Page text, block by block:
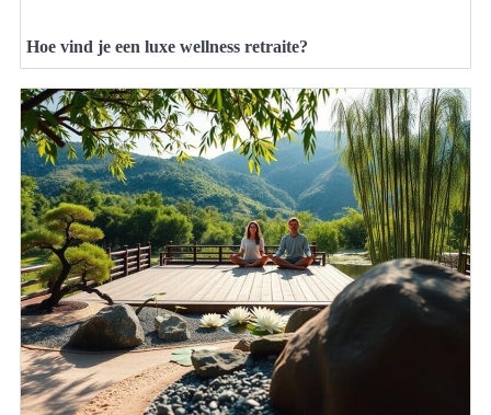
Hoe vind je een luxe wellness retraite?